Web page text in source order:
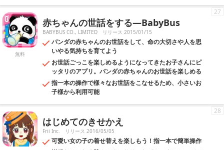
無料
赤ちゃんの世話をする—BabyBus
BABYBUS CO., LIMITED リリース 2015/01/15
パンダの赤ちゃんのお世話をして、命の大切さや人を思
いやる気持ちを育てよう
お世話ごっこを楽しめるようになってきたお子さんにピ
ッタリのアプリ。パンダの赤ちゃんのお世話を楽しめる
指一本の操作で様々なお世話をこなせるため、小さいお
子様から利用可能
27
はじめてのきせかえ
Frii Inc. リリース 2016/05/05
可愛い女の子の着せ替えを楽しもう！指一本で簡単操作
28